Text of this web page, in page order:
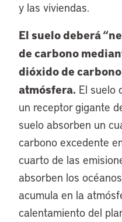
y las viviendas.
El suelo deberá
de carbono
dióxido de
atmósfera. El suelo
un receptor gigante
suelo absorben un
carbono excedente
cuarto de las
absorben los
acumula en la
calentamiento del